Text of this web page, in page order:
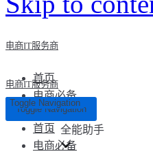
电商IT服务商
首页
电商必备
全能助手
电商IT服务商
Toggle Navigation
Toggle Navigation
首页
电商必备